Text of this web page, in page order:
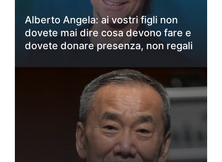
Alberto Angela: ai vostri figli non
dovete mai dire cosa devono fare e
dovete donare presenza, non regali